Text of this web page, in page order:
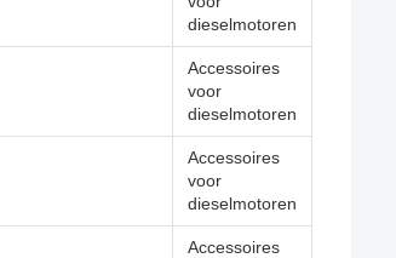
dieselmotoren
Accessoires
voor
dieselmotoren
Accessoires
voor
dieselmotoren
Accessoires